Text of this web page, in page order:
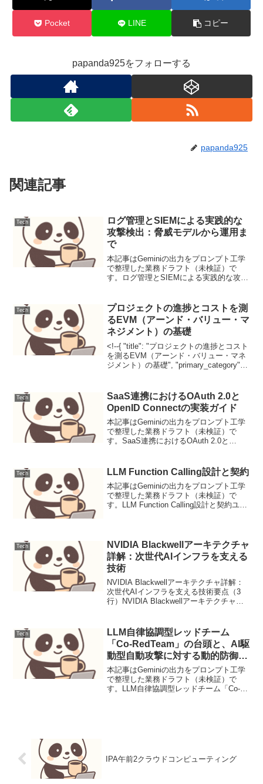
Pocket LINE コピー
papanda925をフォローする
papanda925
関連記事
Tech
ログ管理とSIEMによる実践的な
攻撃検出：脅威モデルから運用ま
で
本記事はGeminiの出力をプロンプト工学
で整理した業務ドラフト（未検証）で
す。ログ管理とSIEMによる実践的な攻撃
とセキュリティ情報イベント管理
（SIEM）は、組織の...
Tech
プロジェクトの進捗とコストを測
るEVM（アーンド・バリュー・マ
ネジメント）の基礎
<!--{ "title": "プロジェクトの進捗とコスト
を測るEVM（アーンド・バリュー・マネ
ジメント）の基礎", "primary_category":
Tech
SaaS連携におけるOAuth 2.0と
OpenID Connectの実装ガイド
本記事はGeminiの出力をプロンプト工学
で整理した業務ドラフト（未検証）で
す。SaaS連携におけるOAuth 2.0と
SaaS（Software as a Ser...
Tech LLM Function Calling設計と契約
本記事はGeminiの出力をプロンプト工学
で整理した業務ドラフト（未検証）で
す。LLM Function Calling設計と契約ユー
Tech
NVIDIA Blackwellアーキテクチャ
詳解：次世代AIインフラを支える
技術
NVIDIA Blackwellアーキテクチャ詳解：
次世代AIインフラを支える技術要点（3
行）NVIDIA Blackwellアーキテクチャ
世代N...
Tech
LLM自律協調型レッドチーム
「Co-RedTeam」の台頭と、AI駆
動型自動攻撃に対する動的防御態
勢
本記事はGeminiの出力をプロンプト工学
で整理した業務ドラフト（未検証）で
す。LLM自律協調型レッドチーム「Co-
IPA午前2クラウドコンピューティング